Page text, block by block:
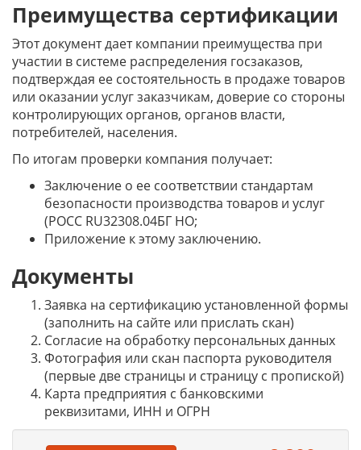
Преимущества сертификации
Этот документ дает компании преимущества при
участии в системе распределения госзаказов,
подтверждая ее состоятельность в продаже товаров
или оказании услуг заказчикам, доверие со стороны
контролирующих органов, органов власти,
потребителей, населения.
По итогам проверки компания получает:
Заключение о ее соответствии стандартам
безопасности производства товаров и услуг
(РОСС RU32308.04БГ НО;
Приложение к этому заключению.
Документы
Заявка на сертификацию установленной формы
(заполнить на сайте или прислать скан)
Согласие на обработку персональных данных
Фотография или скан паспорта руководителя
(первые две страницы и страницу с пропиской)
Карта предприятия с банковскими
реквизитами, ИНН и ОГРН